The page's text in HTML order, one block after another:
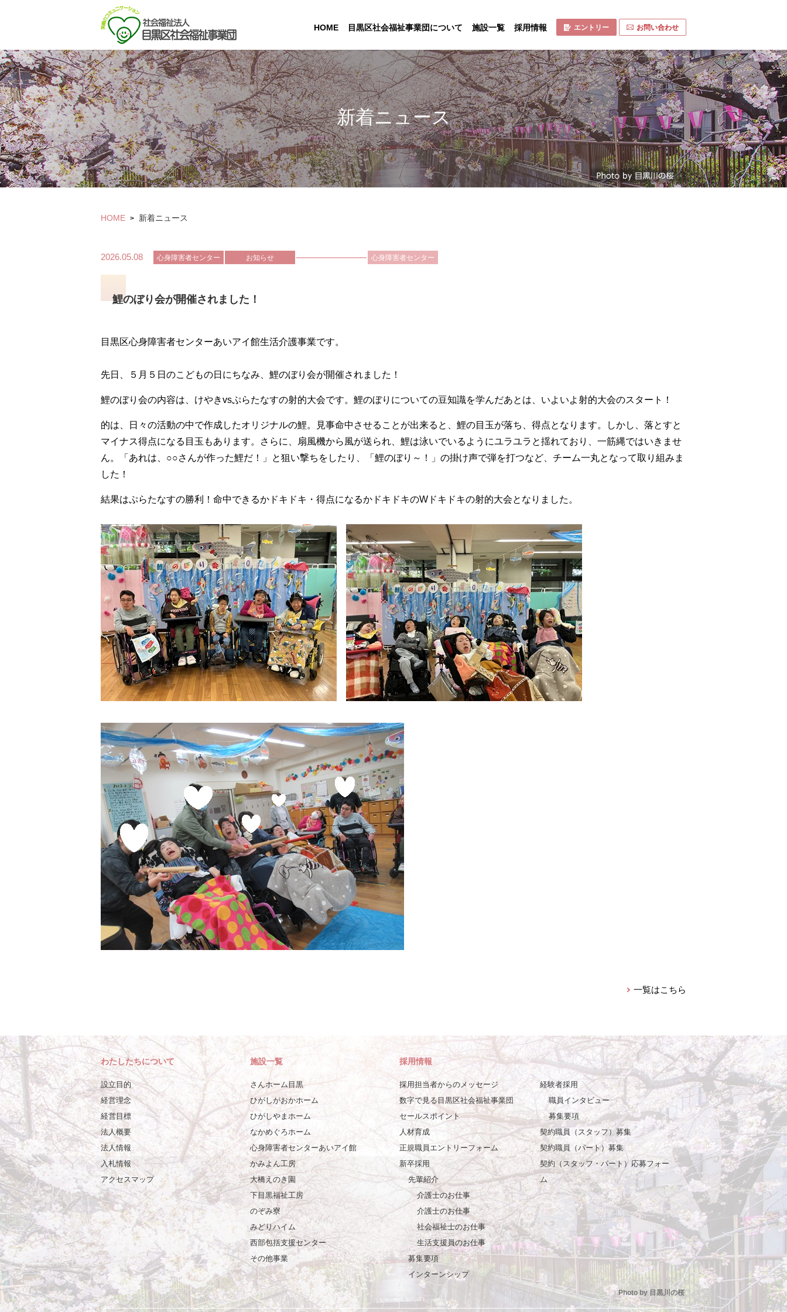
HOME 目黒区社会福祉事業団について 施設一覧 採用情報 エントリー お問い合わせ
新着ニュース
HOME > 新着ニュース
2026.05.08 心身障害者センター お知らせ 心身障害者センター
鯉のぼり会が開催されました！
目黒区心身障害者センターあいアイ館生活介護事業です。
先日、５月５日のこどもの日にちなみ、鯉のぼり会が開催されました！
鯉のぼり会の内容は、けやきvsぷらたなすの射的大会です。鯉のぼりについての豆知識を学んだあとは、いよいよ射的大会のスタート！
的は、日々の活動の中で作成したオリジナルの鯉。見事命中させることが出来ると、鯉の目玉が落ち、得点となります。しかし、落とすと
マイナス得点になる目玉もあります。さらに、扇風機から風が送られ、鯉は泳いでいるようにユラユラと揺れており、一筋縄ではいきませ
ん。「あれは、○○さんが作った鯉だ！」と狙い撃ちをしたり、「鯉のぼり～！」の掛け声で弾を打つなど、チーム一丸となって取り組みま
した！
結果はぷらたなすの勝利！命中できるかドキドキ・得点になるかドキドキのWドキドキの射的大会となりました。
一覧はこちら
わたしたちについて
設立目的
経営理念
経営目標
法人概要
法人情報
入札情報
アクセスマップ
施設一覧
さんホーム目黒
ひがしがおかホーム
ひがしやまホーム
なかめぐろホーム
心身障害者センターあいアイ館
かみよん工房
大橋えのき園
下目黒福祉工房
のぞみ寮
みどりハイム
西部包括支援センター
その他事業
採用情報
採用担当者からのメッセージ
数字で見る目黒区社会福祉事業団
セールスポイント
人材育成
正規職員エントリーフォーム
新卒採用
先輩紹介
介護士のお仕事
介護士のお仕事
社会福祉士のお仕事
生活支援員のお仕事
募集要項
インターンシップ
経験者採用
職員インタビュー
募集要項
契約職員（スタッフ）募集
契約職員（パート）募集
契約（スタッフ・パート）応募フォー
ム